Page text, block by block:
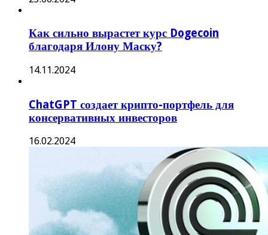
Как сильно вырастет курс Dogecoin
благодаря Илону Маску?
14.11.2024
ChatGPT создает крипто-портфель для
консервативных инвесторов
16.02.2024